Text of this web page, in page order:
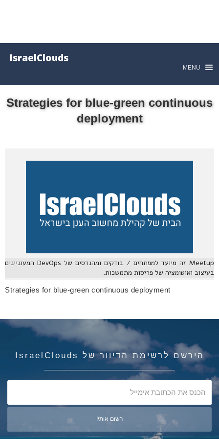
IsraelClouds
MENU
Strategies for blue-green continuous
deployment
Meetup זה מיועד למפתחים / בודקים ומהנדסים של DevOps המעוניינים
בעיצוב ואוטומציה של פריסות מתמשכות.
Strategies for blue-green continuous deployment
הירשם לרשימת הדיוור של IsraelClouds